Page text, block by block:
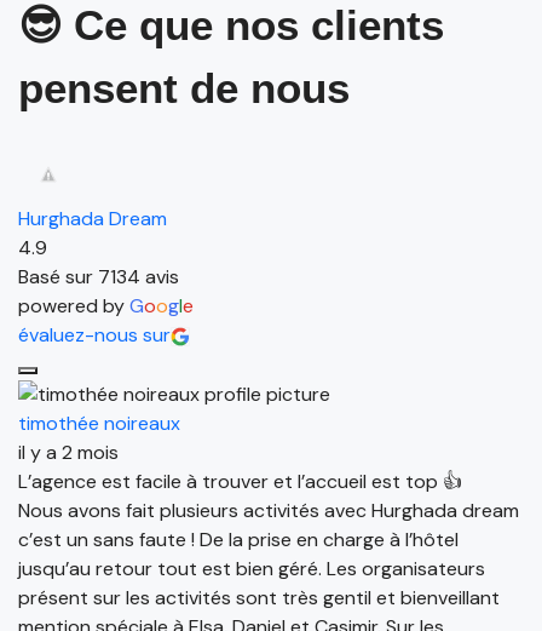
😎 Ce que nos clients
pensent de nous
Hurghada Dream
4.9
Basé sur 7134 avis
powered byGoogle
évaluez-nous sur
timothée noireaux
il y a 2 mois
L’agence est facile à trouver et l’accueil est top 👍
Nous avons fait plusieurs activités avec Hurghada dream
c’est un sans faute ! De la prise en charge à l’hôtel
jusqu’au retour tout est bien géré. Les organisateurs
présent sur les activités sont très gentil et bienveillant